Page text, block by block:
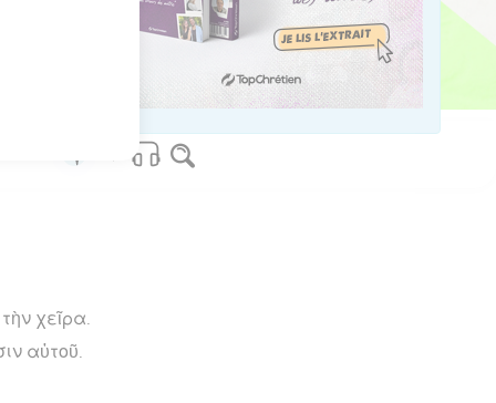
Software - sblgnt.com
χεῖρα.
αὐτοῦ.